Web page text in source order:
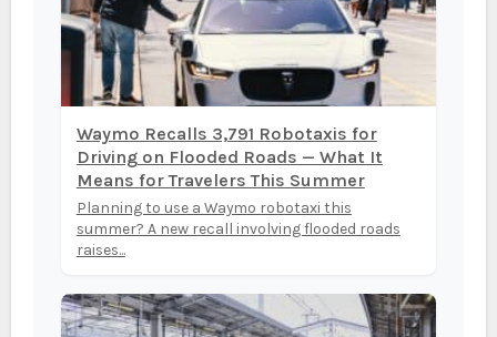
Waymo Recalls 3,791 Robotaxis for
Driving on Flooded Roads — What It
Means for Travelers This Summer
Planning to use a Waymo robotaxi this
summer? A new recall involving flooded roads
raises...